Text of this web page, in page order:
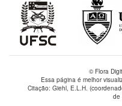
© Flora
Essa página é melhor
Citação: Giehl, E.L.H.
de